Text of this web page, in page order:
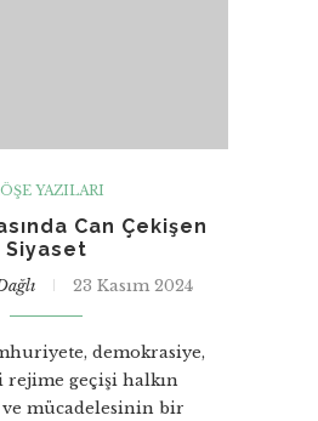
YAZILARI
Can Çekişen
Siyaset
23 Kasım 2024
demokrasiye,
rejime geçişi halkın
mücadelesinin bir